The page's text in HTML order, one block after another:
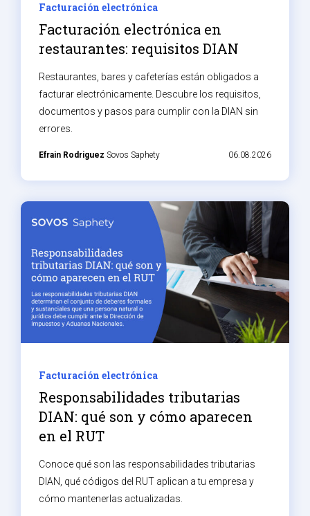
Facturación electrónica
Facturación electrónica en
restaurantes: requisitos DIAN
Restaurantes, bares y cafeterías están obligados a
facturar electrónicamente. Descubre los requisitos,
documentos y pasos para cumplir con la DIAN sin
errores.
Efrain Rodriguez Sovos Saphety 06.08.2026
Facturación electrónica
Responsabilidades tributarias
DIAN: qué son y cómo aparecen
en el RUT
Conoce qué son las responsabilidades tributarias
DIAN, qué códigos del RUT aplican a tu empresa y
cómo mantenerlas actualizadas.